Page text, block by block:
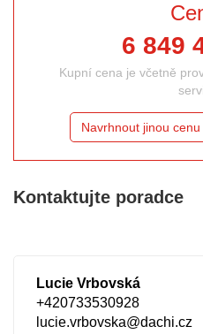
6 849
Kupní cena je včetně
Navrhnout jinou cenu
Kontaktujte poradce
Lucie Vrbovská
+420733530928
lucie.vrbovska@dachi.cz